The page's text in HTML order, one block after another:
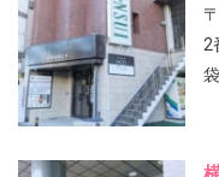
2
袋